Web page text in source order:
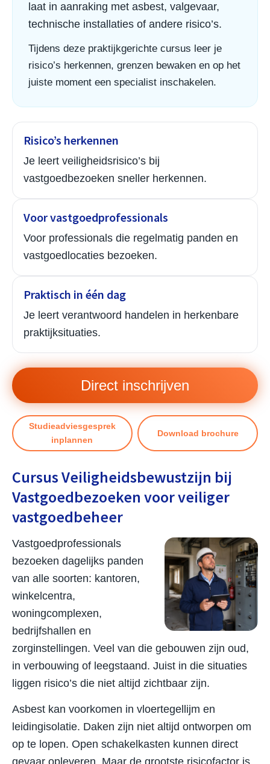
laat in aanraking met asbest, valgevaar,
technische installaties of andere risico’s.
Tijdens deze praktijkgerichte cursus leer je
risico’s herkennen, grenzen bewaken en op het
juiste moment een specialist inschakelen.
Risico’s herkennen
Je leert veiligheidsrisico’s bij
vastgoedbezoeken sneller herkennen.
Voor vastgoedprofessionals
Voor professionals die regelmatig panden en
vastgoedlocaties bezoeken.
Praktisch in één dag
Je leert verantwoord handelen in herkenbare
praktijksituaties.
Download brochure
Studieadviesgesprek
inplannen
Direct inschrijven
Cursus Veiligheidsbewustzijn bij
Vastgoedbezoeken voor veiliger
vastgoedbeheer
Vastgoedprofessionals
bezoeken dagelijks panden
van alle soorten: kantoren,
winkelcentra,
woningcomplexen,
bedrijfshallen en
zorginstellingen. Veel van die gebouwen zijn oud,
in verbouwing of leegstaand. Juist in die situaties
liggen risico’s die niet altijd zichtbaar zijn.
Asbest kan voorkomen in vloertegellijm en
leidingisolatie. Daken zijn niet altijd ontworpen om
op te lopen. Open schakelkasten kunnen direct